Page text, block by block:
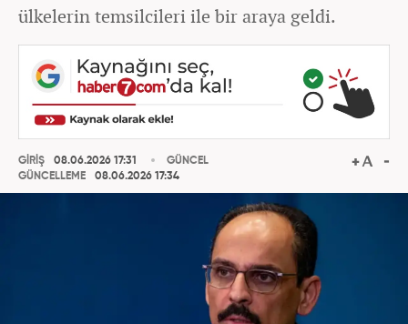
ülkelerin temsilcileri ile bir araya geldi.
GİRİŞ
08.06.2026 17:31
GÜNCELLEME
08.06.2026 17:34
GÜNCEL